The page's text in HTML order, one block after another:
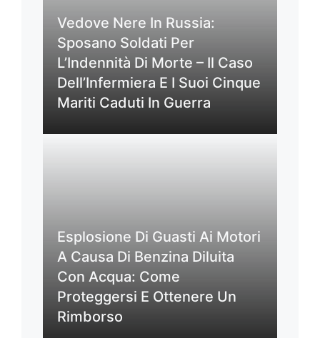
Vedove Nere In Russia:
Sposano Soldati Per
L’Indennità Di Morte – Il Caso
Dell’Infermiera E I Suoi Cinque
Mariti Caduti In Guerra
Esplosione Di Guasti Ai Motori
A Causa Di Benzina Diluita
Con Acqua: Come
Proteggersi E Ottenere Un
Rimborso